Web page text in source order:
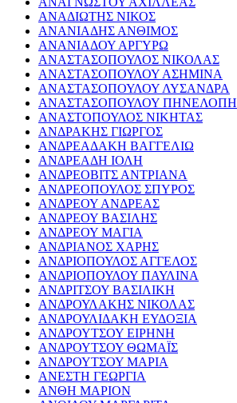
ΑΝΑΔΙΩΤΗΣ ΝΙΚΟΣ
ΑΝΑΝΙΑΔΗΣ ΑΝΘΙΜΟΣ
ΑΝΑΝΙΑΔΟΥ ΑΡΓΥΡΩ
ΑΝΑΣΤΑΣΟΠΟΥΛΟΣ ΝΙΚΟΛΑΣ
ΑΝΑΣΤΑΣΟΠΟΥΛΟΥ ΑΣΗΜΙΝΑ
ΑΝΑΣΤΑΣΟΠΟΥΛΟΥ ΛΥΣΑΝΔΡΑ
ΑΝΑΣΤΑΣΟΠΟΥΛΟΥ ΠΗΝΕΛΟΠΗ
ΑΝΑΣΤΟΠΟΥΛΟΣ ΝΙΚΗΤΑΣ
ΑΝΔΡΑΚΗΣ ΓΙΩΡΓΟΣ
ΑΝΔΡΕΑΔΑΚΗ ΒΑΓΓΕΛΙΩ
ΑΝΔΡΕΑΔΗ ΙΟΛΗ
ΑΝΔΡΕΟΒΙΤΣ ΑΝΤΡΙΑΝΑ
ΑΝΔΡΕΟΠΟΥΛΟΣ ΣΠΥΡΟΣ
ΑΝΔΡΕΟΥ ΑΝΔΡΕΑΣ
ΑΝΔΡΕΟΥ ΒΑΣΙΛΗΣ
ΑΝΔΡΕΟΥ ΜΑΓΙΑ
ΑΝΔΡΙΑΝΟΣ ΧΑΡΗΣ
ΑΝΔΡΙΟΠΟΥΛΟΣ ΑΓΓΕΛΟΣ
ΑΝΔΡΙΟΠΟΥΛΟΥ ΠΑΥΛΙΝΑ
ΑΝΔΡΙΤΣΟΥ ΒΑΣΙΛΙΚΗ
ΑΝΔΡΟΥΛΑΚΗΣ ΝΙΚΟΛΑΣ
ΑΝΔΡΟΥΛΙΔΑΚΗ ΕΥΔΟΞΙΑ
ΑΝΔΡΟΥΤΣΟΥ ΕΙΡΗΝΗ
ΑΝΔΡΟΥΤΣΟΥ ΘΩΜΑΪΣ
ΑΝΔΡΟΥΤΣΟΥ ΜΑΡΙΑ
ΑΝΕΣΤΗ ΓΕΩΡΓΙΑ
ΑΝΘΗ ΜΑΡΙΟΝ